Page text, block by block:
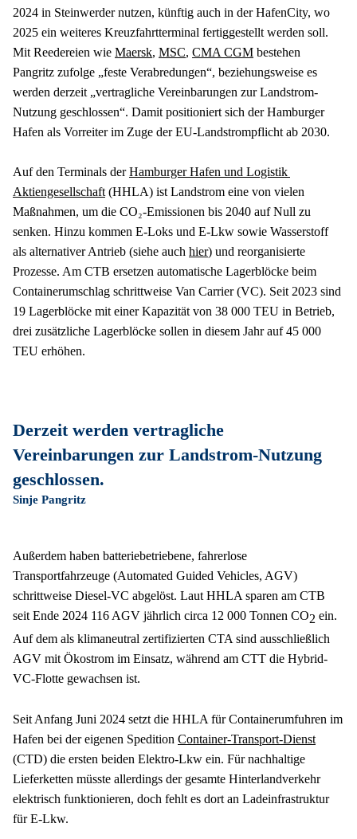
2024 in Steinwerder nutzen, künftig auch in der HafenCity, wo
2025 ein weiteres Kreuzfahrtterminal fertiggestellt werden soll.
Mit Reedereien wie Maersk, MSC, CMA CGM bestehen
Pangritz zufolge „feste Verabredungen“, beziehungsweise es
werden derzeit „vertragliche Vereinbarungen zur Landstrom-
Nutzung geschlossen“. Damit positioniert sich der Hamburger
Hafen als Vorreiter im Zuge der EU-Landstrompflicht ab 2030.
Auf den Terminals der Hamburger Hafen und Logistik
Aktiengesellschaft (HHLA) ist Landstrom eine von vielen
Maßnahmen, um die CO₂-Emissionen bis 2040 auf Null zu
senken. Hinzu kommen E-Loks und E-Lkw sowie Wasserstoff
als alternativer Antrieb (siehe auch hier) und reorganisierte
Prozesse. Am CTB ersetzen automatische Lagerblöcke beim
Containerumschlag schrittweise Van Carrier (VC). Seit 2023 sind
19 Lagerblöcke mit einer Kapazität von 38 000 TEU in Betrieb,
drei zusätzliche Lagerblöcke sollen in diesem Jahr auf 45 000
TEU erhöhen.
Derzeit werden vertragliche
Vereinbarungen zur Landstrom-Nutzung
geschlossen.
Sinje Pangritz
Außerdem haben batteriebetriebene, fahrerlose
Transportfahrzeuge (Automated Guided Vehicles, AGV)
schrittweise Diesel-VC abgelöst. Laut HHLA sparen am CTB
seit Ende 2024 116 AGV jährlich circa 12 000 Tonnen CO2 ein.
Auf dem als klimaneutral zertifizierten CTA sind ausschließlich
AGV mit Ökostrom im Einsatz, während am CTT die Hybrid-
VC-Flotte gewachsen ist.
Seit Anfang Juni 2024 setzt die HHLA für Containerumfuhren im
Hafen bei der eigenen Spedition Container-Transport-Dienst
(CTD) die ersten beiden Elektro-Lkw ein. Für nachhaltige
Lieferketten müsste allerdings der gesamte Hinterlandverkehr
elektrisch funktionieren, doch fehlt es dort an Ladeinfrastruktur
für E-Lkw.